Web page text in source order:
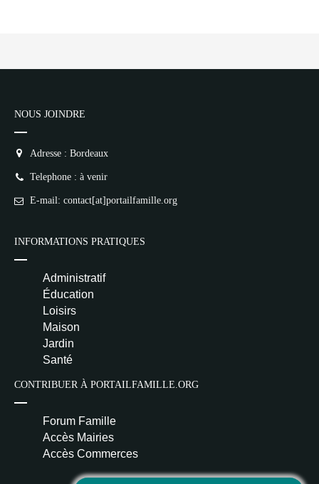
NOUS JOINDRE
Adresse : Bordeaux
Telephone : à venir
E-mail: contact[at]portailfamille.org
INFORMATIONS PRATIQUES
Administratif
Éducation
Loisirs
Maison
Jardin
Santé
CONTRIBUER À PORTAILFAMILLE.ORG
Forum Famille
Accès Mairies
Accès Commerces